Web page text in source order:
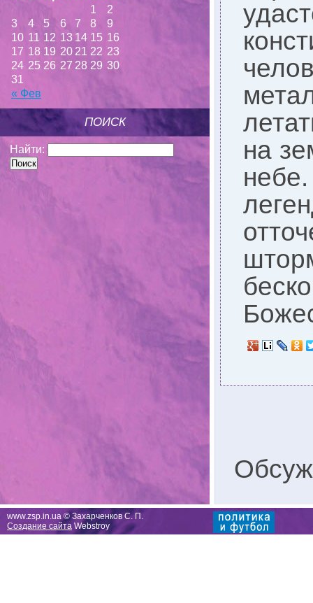
« Фев
1
2
3
4 5 6 7 8
9
10 11 12 13 14 15 16
17 18 19 20 21 22 23
24 25 26 27 28 29 30
31
ПОИСК
Найти:
на
www.zsp.in.ua © Захарченков С. П.
Создание сайта Webstroy